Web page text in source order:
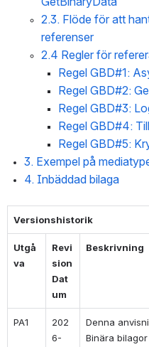
2.3. Flöde för att
referenser
2.4 Regler för
Regel GBD#1:
Regel GBD#2:
Regel GBD#3:
Regel GBD#4:
Regel GBD#5:
3. Exempel på
4. Inbäddad bilaga
Versionshistorik
Utgå
va
Revi
sion
Dat
um
Beskrivning
PA1
202
6-
Denna
Binära bilagor